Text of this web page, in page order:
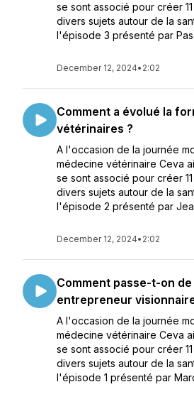
se sont associé pour créer
divers sujets autour de la
l'épisode 3 présenté par
December 12, 2024• 2:02
Comment a évolué la
vétérinaires ?
A l'occasion de la journée
médecine vétérinaire Ceva
se sont associé pour créer
divers sujets autour de la
l'épisode 2 présenté par
December 12, 2024• 2:02
Comment passe-t-on
entrepreneur
A l'occasion de la journée
médecine vétérinaire Ceva
se sont associé pour créer
divers sujets autour de la
l'épisode 1 présenté par